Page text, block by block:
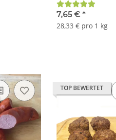
7,65 € *
28,33 € pro 1 kg
TOP BEWERTET